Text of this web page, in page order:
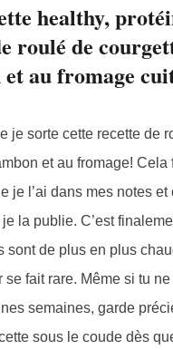
healthy,
roulé de
au fromage
je sorte cette recette de
et au fromage! Cela
je l’ai dans mes notes et
la publie. C’est
sont de plus en plus
se fait rare. Même si tu
semaines, garde
sous le coude dès